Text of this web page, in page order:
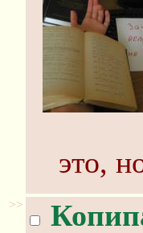
это,
>>